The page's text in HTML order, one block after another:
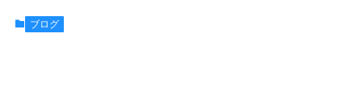
ブログ